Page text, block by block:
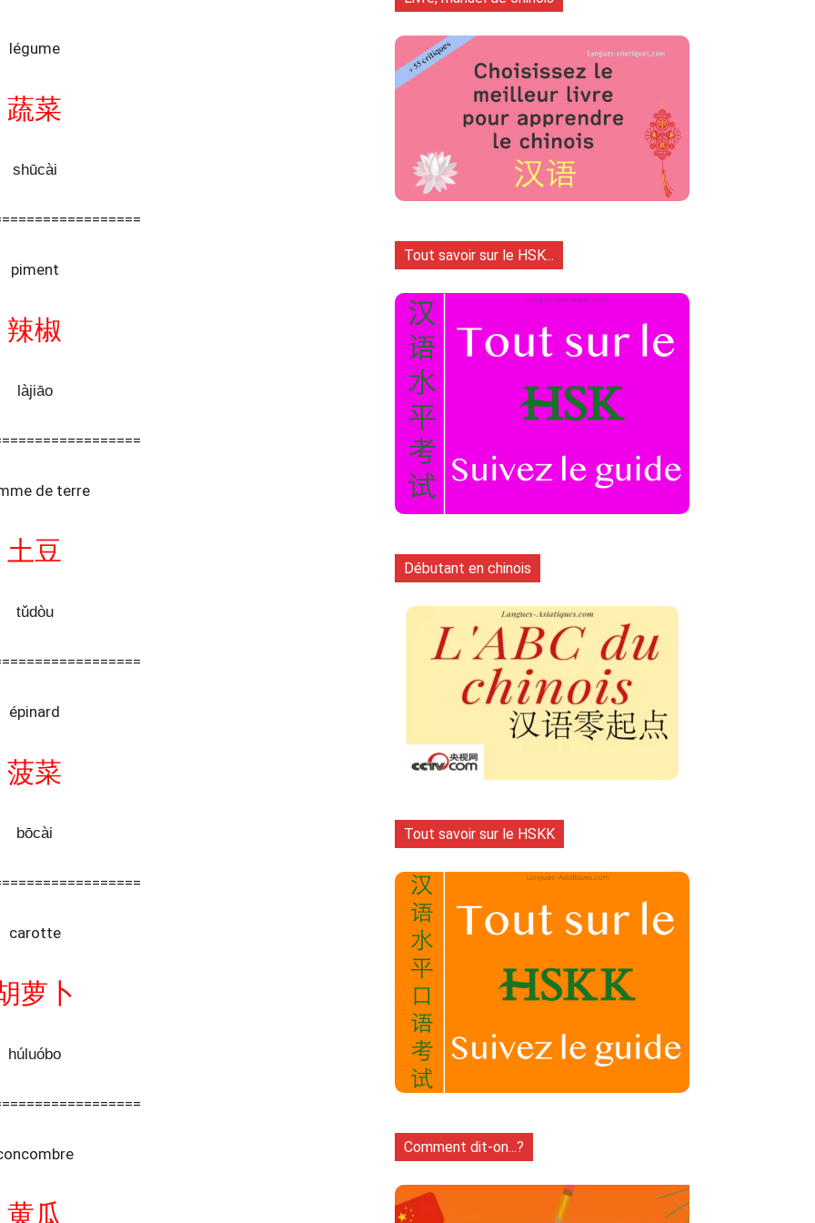
légume
蔬菜
shūcài
piment
辣椒
làjiāo
de terre
土豆
tǔdòu
épinard
菠菜
bōcài
carotte
萝卜
húluóbo
黄瓜
Tout savoir sur le HSK...
Débutant en chinois
Tout savoir sur le HSKK
Comment dit-on...?